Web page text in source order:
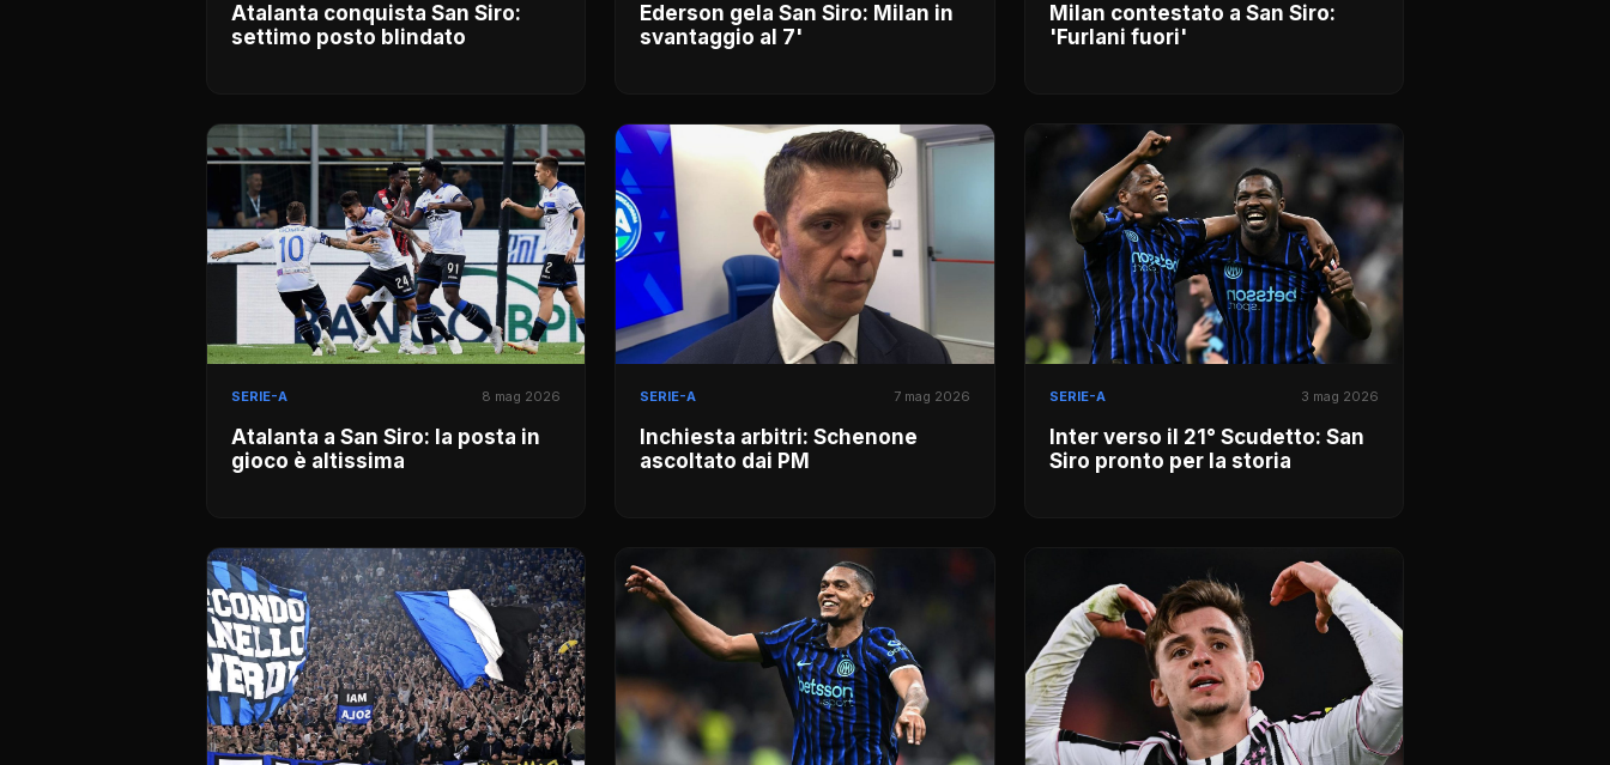
Atalanta conquista San Siro:
settimo posto blindato
Ederson gela San Siro: Milan in
svantaggio al 7'
Milan contestato a San Siro:
'Furlani fuori'
SERIE-A 8 mag 2026
Atalanta a San Siro: la posta in
gioco è altissima
SERIE-A 7 mag 2026
Inchiesta arbitri: Schenone
ascoltato dai PM
SERIE-A 3 mag 2026
Inter verso il 21° Scudetto: San
Siro pronto per la storia